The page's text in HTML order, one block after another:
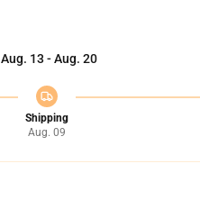
Aug. 13 - Aug. 20
Shipping
Aug. 09